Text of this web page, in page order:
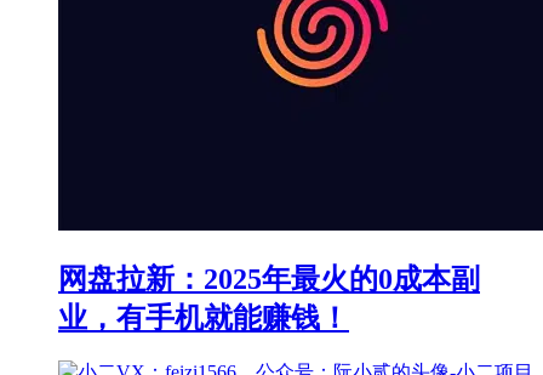
网盘拉新：2025年最火的0成本副
业，有手机就能赚钱！